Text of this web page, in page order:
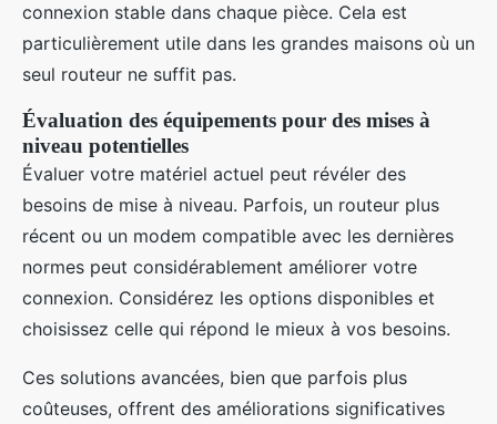
connexion stable dans chaque pièce. Cela est
particulièrement utile dans les grandes maisons où un
seul routeur ne suffit pas.
Évaluation des équipements pour des mises à
niveau potentielles
Évaluer votre matériel actuel peut révéler des
besoins de mise à niveau. Parfois, un routeur plus
récent ou un modem compatible avec les dernières
normes peut considérablement améliorer votre
connexion. Considérez les options disponibles et
choisissez celle qui répond le mieux à vos besoins.
Ces solutions avancées, bien que parfois plus
coûteuses, offrent des améliorations significatives